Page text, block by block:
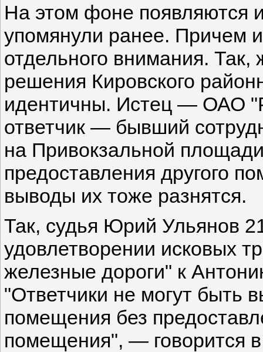
На этом фоне появляются
упомянули ранее. Причем
отдельного внимания.
решения Кировского
идентичны. Истец — ОАО
ответчик — бывший
на Привокзальной
предоставления другого
выводы их тоже разнятся.
Так, судья Юрий Ульянов
удовлетворении исковых
железные дороги" к
"Ответчики не могут быть
помещения без
помещения", — говорится